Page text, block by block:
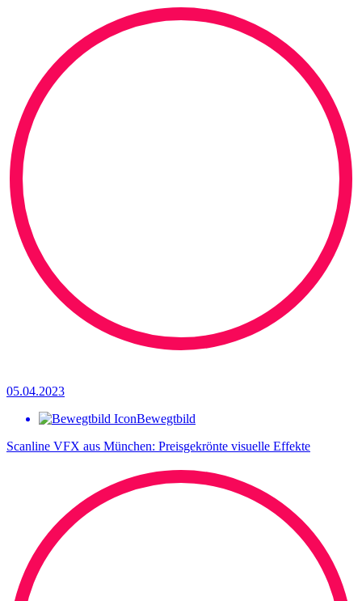
05.04.2023
Bewegtbild
Scanline VFX aus München: Preisgekrönte visuelle Effekte